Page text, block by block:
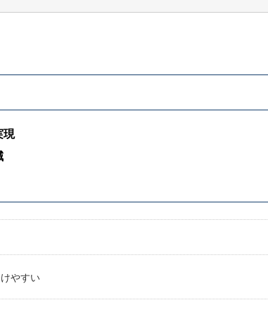
現
やすい